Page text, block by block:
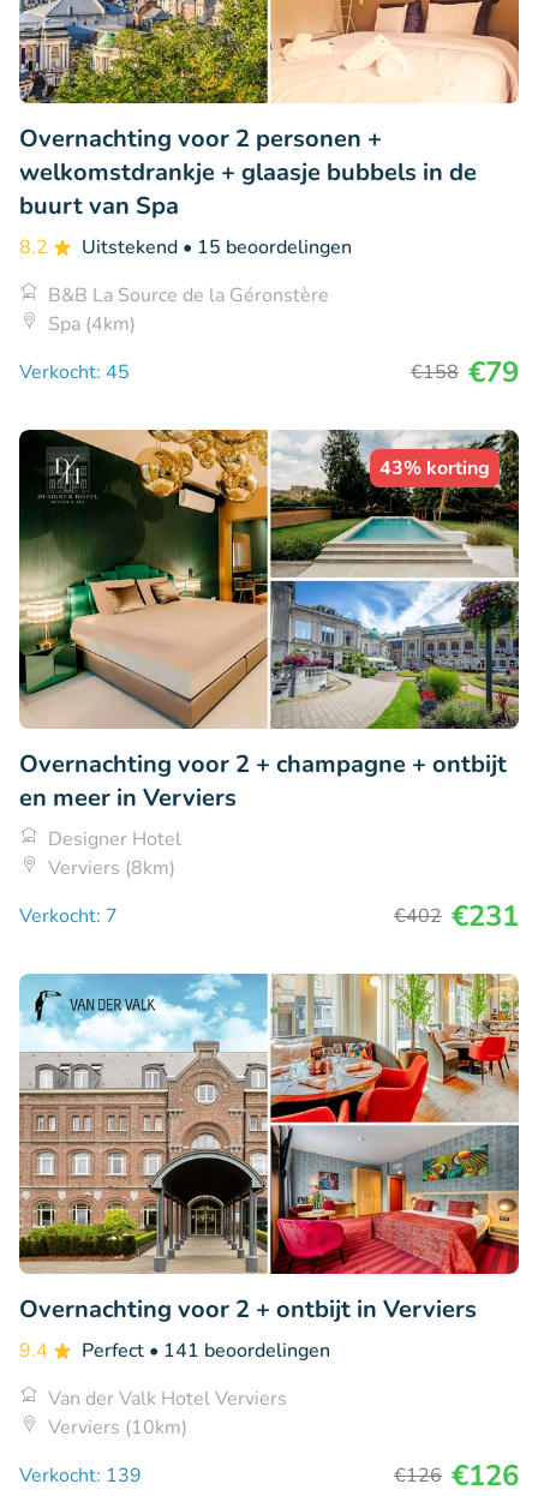
Overnachting voor 2 personen +
welkomstdrankje + glaasje bubbels in de
buurt van Spa
8.2 Uitstekend • 15 beoordelingen
B&B La Source de la Géronstère
Spa (4km)
Verkocht: 45
€158 €79
43% korting
Overnachting voor 2 + champagne + ontbijt
en meer in Verviers
Designer Hotel
Verviers (8km)
Verkocht: 7
€402 €231
Overnachting voor 2 + ontbijt in Verviers
9.4 Perfect • 141 beoordelingen
Van der Valk Hotel Verviers
Verviers (10km)
Verkocht: 139
€126 €126